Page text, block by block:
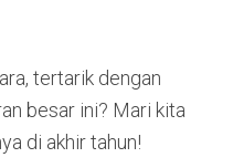
tertarik dengan
besar ini? Mari kita
di akhir tahun!